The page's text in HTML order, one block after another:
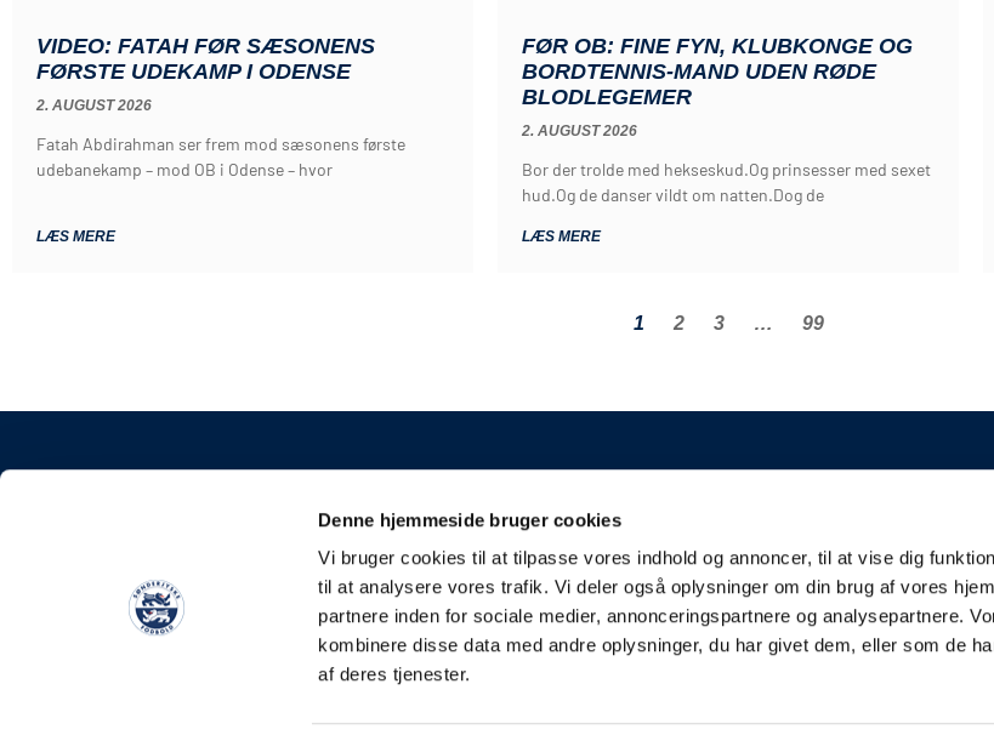
Denne hjemmeside bruger cookies
Vi bruger cookies til at tilpasse vores indhold og annoncer, til at vise dig
til at analysere vores trafik. Vi deler også oplysninger om din brug af vores
partnere inden for sociale medier, annonceringspartnere og analysepartnere.
kombinere disse data med andre oplysninger, du har givet dem, eller som de
af deres tjenester.
VIDEO: FATAH FØR SÆSONENS
FØRSTE UDEKAMP I ODENSE
2. AUGUST 2026
Fatah Abdirahman ser frem mod sæsonens første
udebanekamp – mod OB i Odense – hvor
LÆS MERE
FØR OB: FINE FYN, KLUBKONGE OG
BORDTENNIS-MAND UDEN RØDE
BLODLEGEMER
2. AUGUST 2026
Bor der trolde med hekseskud.Og prinsesser med sexet
hud.Og de danser vildt om natten.Dog de
LÆS MERE
1 2 3 … 99
Stadionvej 5, 6100 Haderslev
E-mail: kontakt@soenderjyskefodbold.dk
Tlf: +45 4248 0387
CVR: 31588111
Kampplan
Bliv partner
Fakturering